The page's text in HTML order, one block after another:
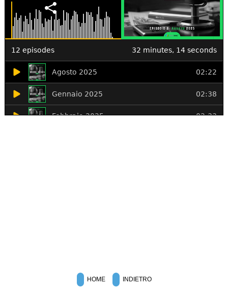
HOME INDIETRO